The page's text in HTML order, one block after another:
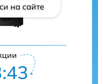
на сайте